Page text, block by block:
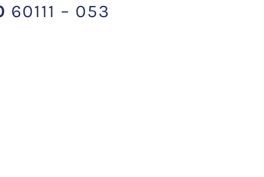
60111 – 053